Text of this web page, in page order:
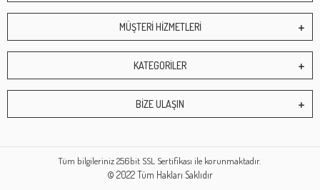
MÜŞTERİ HİZMETLERİ
KATEGORİLER
BİZE ULAŞIN
Tüm bilgileriniz 256bit SSL Sertifikası ile korunmaktadır.
© 2022Tüm Hakları Saklıdır